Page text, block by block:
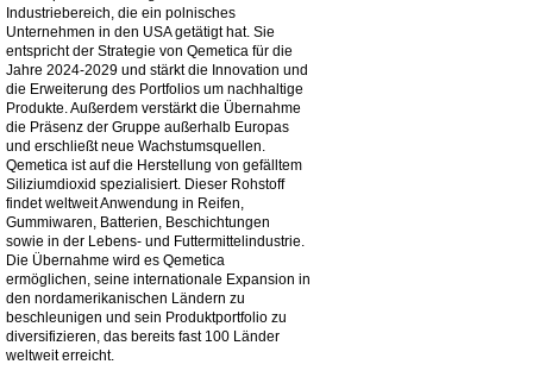
Industriebereich, die ein polnisches
Unternehmen in den USA getätigt hat. Sie
entspricht der Strategie von Qemetica für die
Jahre 2024-2029 und stärkt die Innovation und
die Erweiterung des Portfolios um nachhaltige
Produkte. Außerdem verstärkt die Übernahme
die Präsenz der Gruppe außerhalb Europas
und erschließt neue Wachstumsquellen.
Qemetica ist auf die Herstellung von gefälltem
Siliziumdioxid spezialisiert. Dieser Rohstoff
findet weltweit Anwendung in Reifen,
Gummiwaren, Batterien, Beschichtungen
sowie in der Lebens- und Futtermittelindustrie.
Die Übernahme wird es Qemetica
ermöglichen, seine internationale Expansion in
den nordamerikanischen Ländern zu
beschleunigen und sein Produktportfolio zu
diversifizieren, das bereits fast 100 Länder
weltweit erreicht.